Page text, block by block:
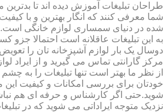
طراحان تبلیغات آموزش دیده اند تا
شما معرفی کنند که انگار بهترین و با
شده در دنیای سمساری لوازم خانگی
به این تبلیغات عاقلانه است احتمالا جزو
دوسال یک بار لوازم آشپزخانه تان را
مرکز گارانتی تماس می گیرید و از ایراد
از نظر ما بهتر است تنها تبلیغات را به
خودتان برای بررسی امکانات و کیفیت
شوید.حتی اگر کارشناس و حرفه ای هم
نزدیک متوجه ایراداتی می شوید که در